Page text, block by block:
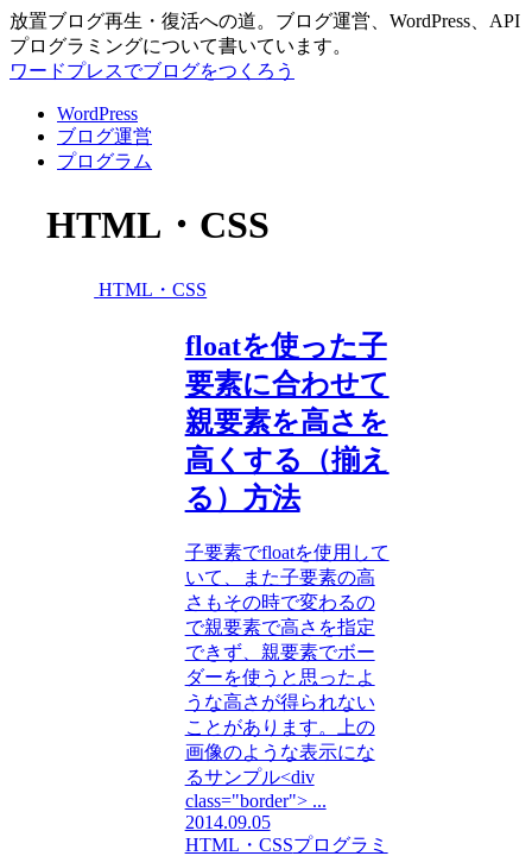
放置ブログ再生・復活への道。ブログ運営、WordPress、API
プログラミングについて書いています。
ワードプレスでブログをつくろう
WordPress
ブログ運営
プログラム
HTML・CSS
HTML・CSS
floatを使った子
要素に合わせて
親要素を高さを
高くする（揃え
る）方法
子要素でfloatを使用して
いて、また子要素の高
さもその時で変わるの
で親要素で高さを指定
できず、親要素でボー
ダーを使うと思ったよ
うな高さが得られない
ことがあります。上の
画像のような表示にな
るサンプル<div
class="border"> ...
2014.09.05
HTML・CSSプログラミ